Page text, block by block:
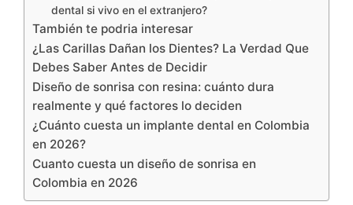
dental si vivo en el extranjero?
También te podria interesar
¿Las Carillas Dañan los Dientes? La Verdad Que
Debes Saber Antes de Decidir
Diseño de sonrisa con resina: cuánto dura
realmente y qué factores lo deciden
¿Cuánto cuesta un implante dental en Colombia
en 2026?
Cuanto cuesta un diseño de sonrisa en
Colombia en 2026